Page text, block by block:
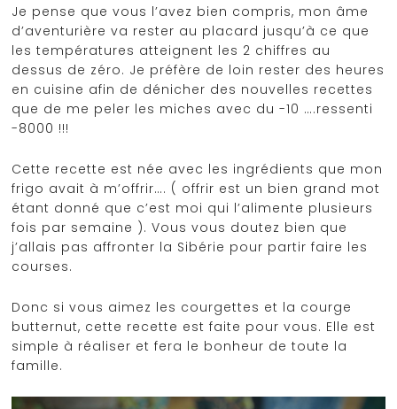
Je pense que vous l’avez bien compris, mon âme
d’aventurière va rester au placard jusqu’à ce que
les températures atteignent les 2 chiffres au
dessus de zéro. Je préfère de loin rester des heures
en cuisine afin de dénicher des nouvelles recettes
que de me peler les miches avec du -10 ….ressenti
-8000 !!!
Cette recette est née avec les ingrédients que mon
frigo avait à m’offrir…. ( offrir est un bien grand mot
étant donné que c’est moi qui l’alimente plusieurs
fois par semaine ). Vous vous doutez bien que
j’allais pas affronter la Sibérie pour partir faire les
courses.
Donc si vous aimez les courgettes et la courge
butternut, cette recette est faite pour vous. Elle est
simple à réaliser et fera le bonheur de toute la
famille.